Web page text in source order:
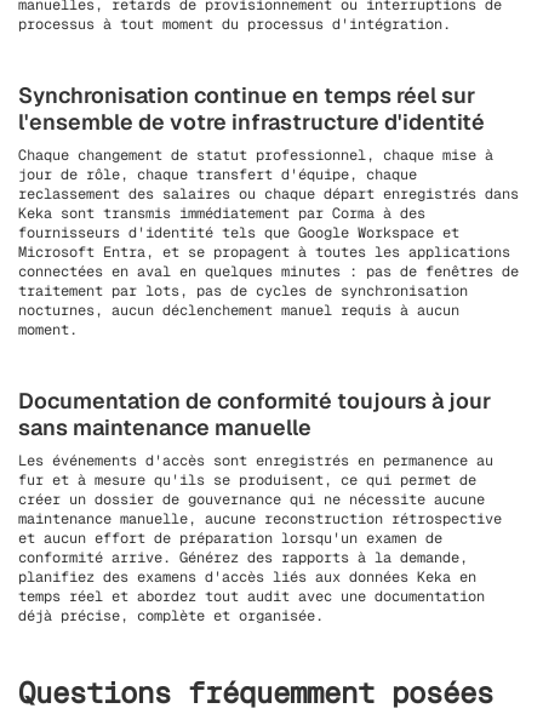
manuelles, retards de provisionnement ou interruptions de
processus à tout moment du processus d'intégration.
Synchronisation continue en temps réel sur
l'ensemble de votre infrastructure d'identité
Chaque changement de statut professionnel, chaque mise à
jour de rôle, chaque transfert d'équipe, chaque
reclassement des salaires ou chaque départ enregistrés dans
Keka sont transmis immédiatement par Corma à des
fournisseurs d'identité tels que Google Workspace et
Microsoft Entra, et se propagent à toutes les applications
connectées en aval en quelques minutes : pas de fenêtres de
traitement par lots, pas de cycles de synchronisation
nocturnes, aucun déclenchement manuel requis à aucun
moment.
Documentation de conformité toujours à jour
sans maintenance manuelle
Les événements d'accès sont enregistrés en permanence au
fur et à mesure qu'ils se produisent, ce qui permet de
créer un dossier de gouvernance qui ne nécessite aucune
maintenance manuelle, aucune reconstruction rétrospective
et aucun effort de préparation lorsqu'un examen de
conformité arrive. Générez des rapports à la demande,
planifiez des examens d'accès liés aux données Keka en
temps réel et abordez tout audit avec une documentation
déjà précise, complète et organisée.
Questions fréquemment posées